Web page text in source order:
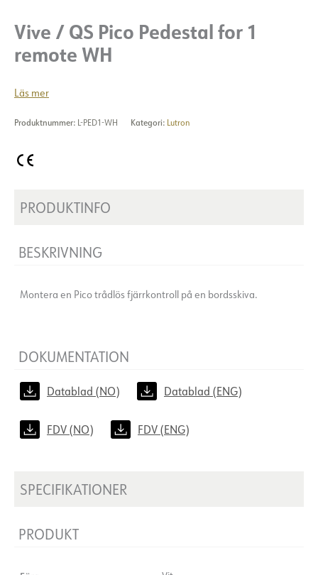
Vive / QS Pico Pedestal for 1
remote WH
Läs mer
Produktnummer: L-PED1-WH Kategori: Lutron
PRODUKTINFO
BESKRIVNING
Montera en Pico trådlös fjärrkontroll på en bordsskiva.
DOKUMENTATION
Datablad (NO) Datablad (ENG)
FDV (NO) FDV (ENG)
SPECIFIKATIONER
PRODUKT